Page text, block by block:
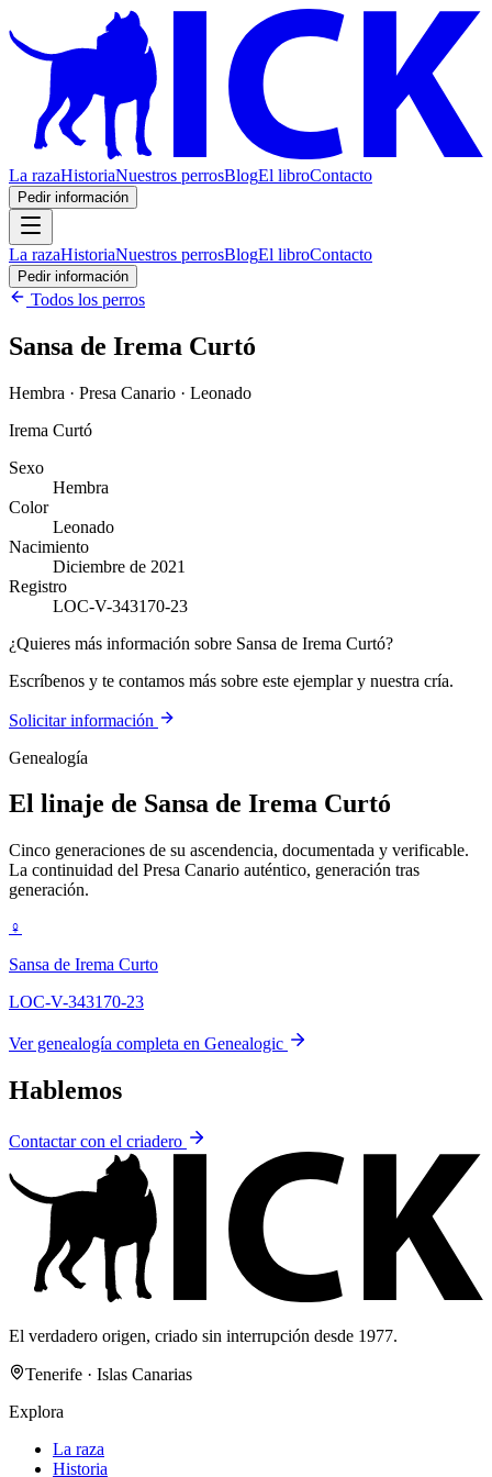
La razaHistoriaNuestros perrosBlogEl libroContacto
Pedir información
La razaHistoriaNuestros perrosBlogEl libroContacto
Pedir información
Todos los perros
Sansa de Irema Curtó
Hembra · Presa Canario · Leonado
Irema Curtó
Sexo
Hembra
Color
Leonado
Nacimiento
Diciembre de 2021
Registro
LOC-V-343170-23
¿Quieres más información sobre Sansa de Irema Curtó?
Escríbenos y te contamos más sobre este ejemplar y nuestra cría.
Solicitar información
Genealogía
El linaje de Sansa de Irema Curtó
Cinco generaciones de su ascendencia, documentada y verificable.
La continuidad del Presa Canario auténtico, generación tras
generación.
♀
Sansa de Irema Curto
LOC-V-343170-23
Ver genealogía completa en Genealogic
Hablemos
Contactar con el criadero
El verdadero origen, criado sin interrupción desde 1977.
Tenerife · Islas Canarias
Explora
La raza
Historia